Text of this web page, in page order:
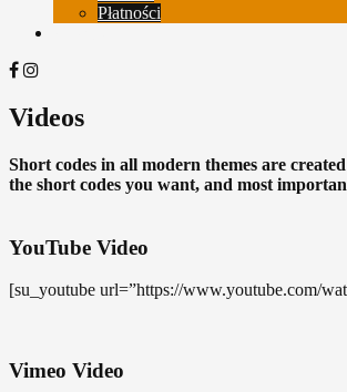
Płatności
Facebook
Instagram
Videos
Short codes in all modern themes are
the short codes you want, and most
YouTube Video
[su_youtube url=”https://www.youtube.com/
Vimeo Video